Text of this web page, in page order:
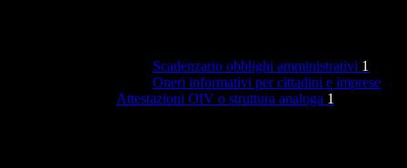
Scadenzario obblighi amministrativi 1
Oneri informativi per cittadini e imprese
Attestazioni OIV o struttura analoga 1